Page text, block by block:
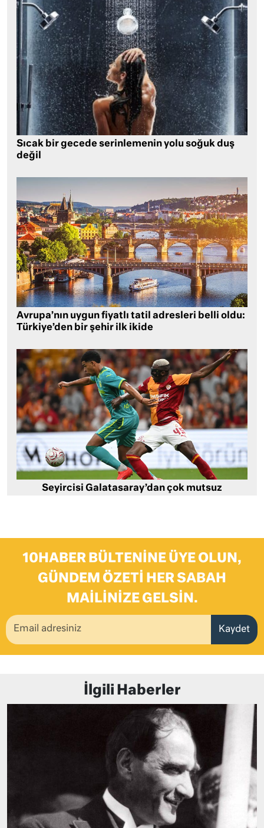
Sıcak bir gecede serinlemenin yolu soğuk duş
değil
Avrupa’nın uygun fiyatlı tatil adresleri belli oldu:
Türkiye’den bir şehir ilk ikide
Seyircisi Galatasaray’dan çok mutsuz
10HABER BÜLTENINE ÜYE OLUN,
GÜNDEM ÖZETI HER SABAH
MAILINIZE GELSIN.
Kaydet
İlgili Haberler